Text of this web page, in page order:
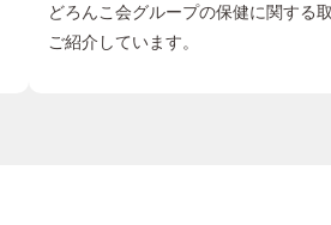
どろんこ会グループの保健に関する
ご紹介しています。